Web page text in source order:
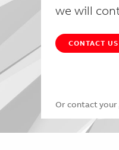
we will
CONTACT US
Or contact your